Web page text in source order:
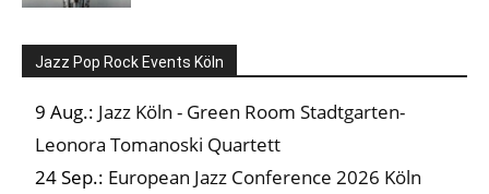
Jazz Pop Rock Events Köln
9 Aug.: Jazz Köln - Green Room Stadtgarten-
Leonora Tomanoski Quartett
24 Sep.: European Jazz Conference 2026 Köln